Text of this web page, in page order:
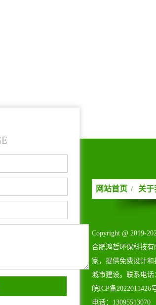
网站首页 / 关于
Copyright@2019-
合肥鸿哲环保科技有
家，提供免费设计
城市建设。联系电话
皖ICP备2022011426
电话：13095513070